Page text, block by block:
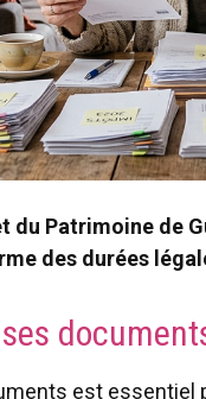
du Patrimoine de
des durées
est essentiel